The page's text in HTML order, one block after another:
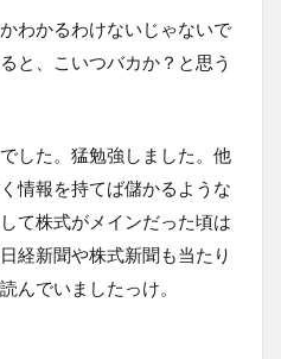
わかるわけないじゃないで
と、こいつバカか？と思う
した。猛勉強しました。他
情報を持てば儲かるような
て株式がメインだった頃は
経新聞や株式新聞も当たり
んでいましたっけ。